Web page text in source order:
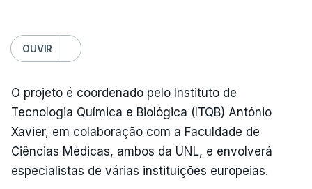
OUVIR
O projeto é coordenado pelo Instituto de
Tecnologia Química e Biológica (ITQB) António
Xavier, em colaboração com a Faculdade de
Ciências Médicas, ambos da UNL, e envolverá
especialistas de várias instituições europeias.